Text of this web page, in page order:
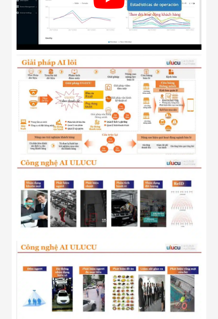
Lẻ - Retail
Giải Pháp
Chuyên Dụng
Ngành Công An
- Quân Đội
Giải Pháp Bãi
Giữ Xe Thông
Minh
Sản Phẩm
THIẾT BỊ AN
NINH
Camera Thông
Minh
Cổng Từ Siêu
Thị
Máy Đếm
Người
Máy Dò Tìm
Phòng Chống
Khủng Bố
Camera Đo
Thân Nhiệt
THIẾT BỊ
CHUYÊN
Máy Dò Tạp
Màn Hình
Tương Tác
Màn Hình LED
Thiết Bị Chống
Ghi Âm
Máy X-Ray